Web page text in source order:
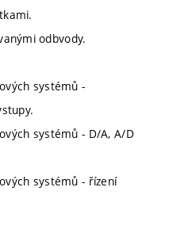
odbvody.
systémů -
systémů - D/A, A/D
systémů - řízení